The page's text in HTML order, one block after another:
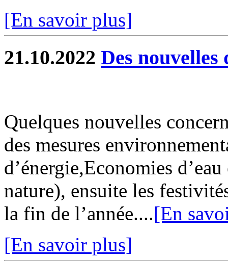
[En savoir plus]
21.10.2022 Des
Quelques nouvelles
des mesures
d’énergie,Economies
nature), ensuite les
la fin de l’année....[En
[En savoir plus]